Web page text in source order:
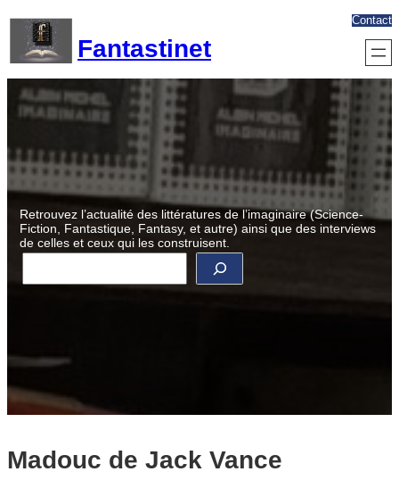
contenu
Fantastinet
Contact
Retrouvez l’actualité des littératures de l’imaginaire (Science-
Fiction, Fantastique, Fantasy, et autre) ainsi que des interviews
de celles et ceux qui les construisent.
R
c
h
e
Madouc de Jack Vance